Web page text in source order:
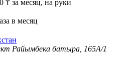
₸ за месяц, на руки
в месяц
Райымбека батыра, 165А/1